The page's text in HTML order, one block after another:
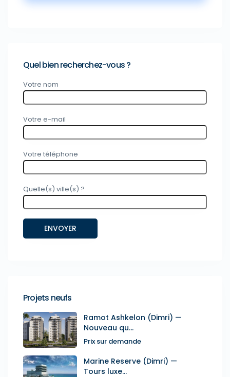
Quel bien recherchez-vous ?
Votre nom
Votre e-mail
Votre téléphone
Quelle(s) ville(s) ?
Projets neufs
Ramot Ashkelon (Dimri) —
Nouveau qu...
Prix sur demande
Marine Reserve (Dimri) —
Tours luxe...